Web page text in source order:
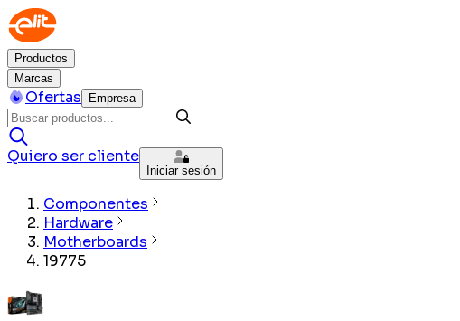
Productos
Marcas
Ofertas Empresa
Quiero ser cliente
Iniciar sesión
Componentes
Hardware
Motherboards
19775